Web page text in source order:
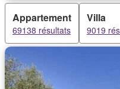
Appartement
69138 résultats
Villa
9019